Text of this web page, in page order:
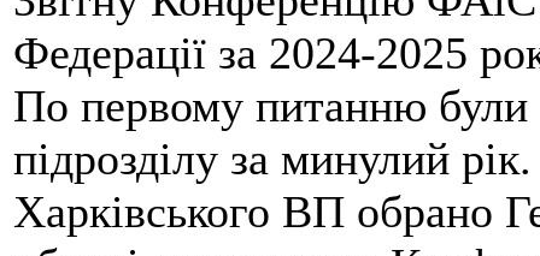
Федерації за 2024-2025
По первому питанню були
підрозділу за минулий
Харківського ВП обрано